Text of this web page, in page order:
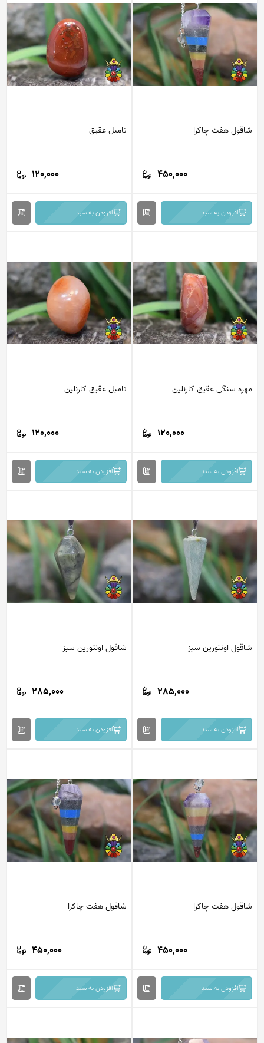
هفت چاکرا
450,000
افزودن به سبد
تامبل عقیق
120,000
افزودن به سبد
سنگی عقیق کارنلین
120,000
افزودن به سبد
تامبل عقیق کارنلین
120,000
افزودن به سبد
اونتورین سبز
285,000
افزودن به سبد
شاقول اونتورین سبز
285,000
افزودن به سبد
هفت چاکرا
450,000
افزودن به سبد
شاقول هفت چاکرا
450,000
افزودن به سبد